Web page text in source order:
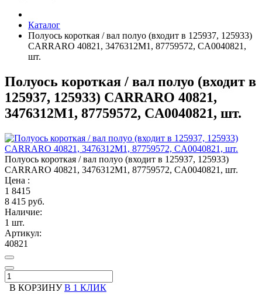
Каталог
Полуось короткая / вал полуо (входит в 125937, 125933)
CARRARO 40821, 3476312M1, 87759572, CA0040821,
шт.
Полуось короткая / вал полуо (входит в
125937, 125933) CARRARO 40821,
3476312M1, 87759572, CA0040821, шт.
Полуось короткая / вал полуо (входит в 125937, 125933)
CARRARO 40821, 3476312M1, 87759572, CA0040821, шт.
Цена :
1 8415
8 415 руб.
Наличие:
1 шт.
Артикул:
40821
В КОРЗИНУ В 1 КЛИК